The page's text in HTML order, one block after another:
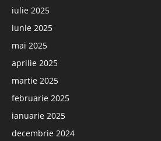
iulie 2025
iunie 2025
mai 2025
aprilie 2025
martie 2025
februarie 2025
ianuarie 2025
decembrie 2024